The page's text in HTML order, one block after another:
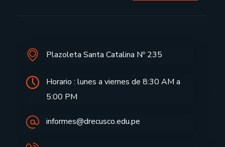
Plazoleta Santa Catalina Nº 235
Horario : lunes a viernes de 8:30 AM a
5:00 PM
informes@drecusco.edu.pe